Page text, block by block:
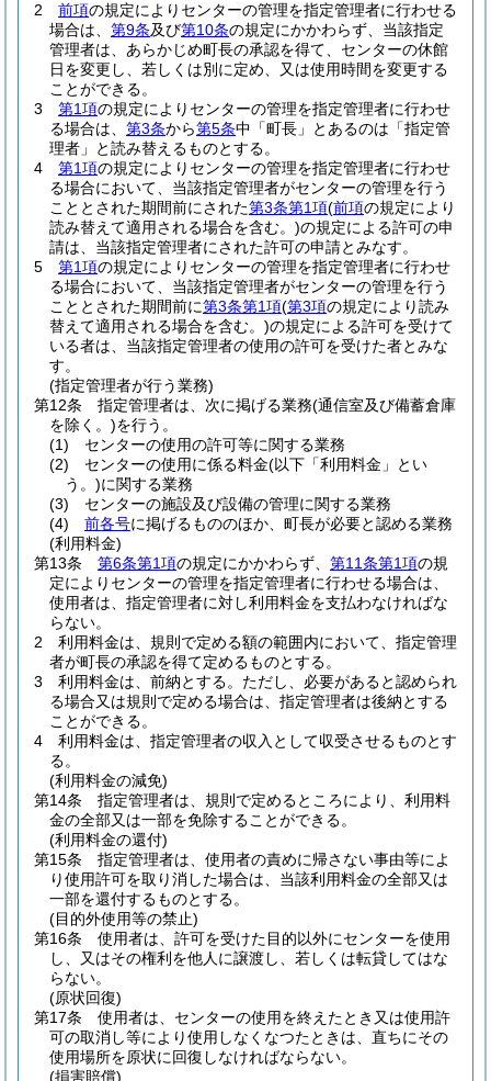
2
前項の規定によりセンターの管理を指定管理者に行わせる
場合は、 第9条及び第10条の規定にかかわらず、当該指定
管理者は、あらかじめ町長の承認を得て、センターの休館
日を変更し、若しくは別に定め、又は使用時間を変更する
ことができる。
3
第1項の規定によりセンターの管理を指定管理者に行わせ
る場合は、 第3条から第5条中「町長」とあるのは「指定管
理者」と読み替えるものとする。
4
第1項の規定によりセンターの管理を指定管理者に行わせ
る場合において、当該指定管理者がセンターの管理を行う
こととされた期間前にされた第3条第1項(前項の規定により
読み替えて適用される場合を含む。)の規定による許可の申
請は、当該指定管理者にされた許可の申請とみなす。
5
第1項の規定によりセンターの管理を指定管理者に行わせ
る場合において、当該指定管理者がセンターの管理を行う
こととされた期間前に第3条第1項(第3項の規定により読み
替えて適用される場合を含む。)の規定による許可を受けて
いる者は、当該指定管理者の使用の許可を受けた者とみな
す。
(指定管理者が行う業務)
第12条
指定管理者は、次に掲げる業務(通信室及び備蓄倉庫
を除く。)を行う。
(1)
センターの使用の許可等に関する業務
(2)
センターの使用に係る料金(以下「利用料金」とい
う。)に関する業務
(3)
センターの施設及び設備の管理に関する業務
(4)
前各号に掲げるもののほか、町長が必要と認める業務
(利用料金)
第13条
第6条第1項の規定にかかわらず、 第11条第1項の規
定によりセンターの管理を指定管理者に行わせる場合は、
使用者は、指定管理者に対し利用料金を支払わなければな
らない。
2
利用料金は、規則で定める額の範囲内において、指定管理
者が町長の承認を得て定めるものとする。
3
利用料金は、前納とする。 ただし、必要があると認められ
る場合又は規則で定める場合は、指定管理者は後納とする
ことができる。
4
利用料金は、指定管理者の収入として収受させるものとす
る。
(利用料金の減免)
第14条
指定管理者は、規則で定めるところにより、利用料
金の全部又は一部を免除することができる。
(利用料金の還付)
第15条
指定管理者は、使用者の責めに帰さない事由等によ
り使用許可を取り消した場合は、当該利用料金の全部又は
一部を還付するものとする。
(目的外使用等の禁止)
第16条
使用者は、許可を受けた目的以外にセンターを使用
し、又はその権利を他人に譲渡し、若しくは転貸してはな
らない。
(原状回復)
第17条
使用者は、センターの使用を終えたとき又は使用許
可の取消し等により使用しなくなつたときは、直ちにその
使用場所を原状に回復しなければならない。
(損害賠償)